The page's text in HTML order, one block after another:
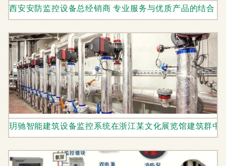
西安安防监控设备总经销商 专业服务与优质产品的结合
玥驰智能建筑设备监控系统在浙江某文化展览馆建筑群